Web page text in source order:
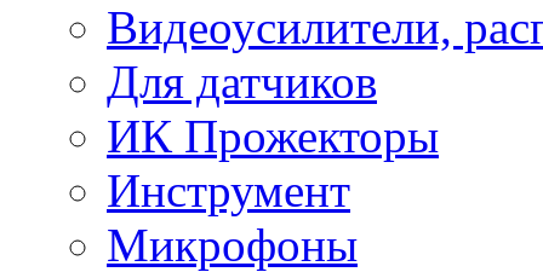
Видеоусилители,
Для датчиков
ИК Прожекторы
Инструмент
Микрофоны